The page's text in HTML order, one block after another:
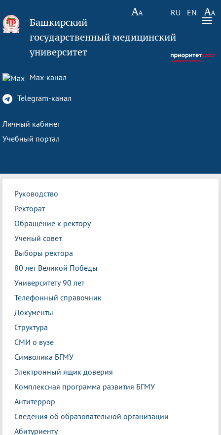
RU EN
Башкирский
государственный медицинский
университет
Max-канал
Telegram-канал
Личный кабинет
Учебный портал
Руководство
Ректорат
Обращение к ректору
Ученый совет
Выборы ректора
80 лет Великой Победы
Университету 90 лет
Телефонный справочник
Документы
Структура
СМИ о вузе
Символика БГМУ
Электронный ящик доверия
Комплексная программа развития БГМУ
Антитеррор
Сведения об образовательной организации
Абитуриенту